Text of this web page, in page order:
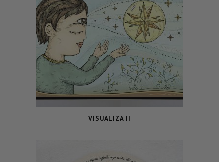
VISUALIZA II